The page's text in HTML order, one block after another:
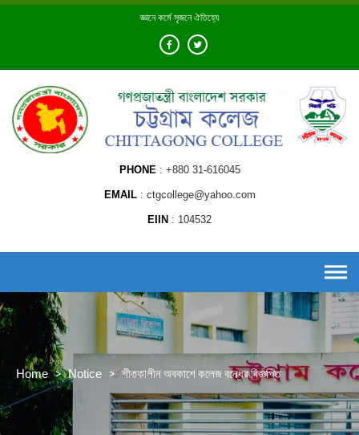
Skip
জ্ঞানে কর্মে সৃজনে ঐতিহ্যে
PHONE +880 31-616045
EMAIL ctgcollege@yahoo.com
EIIN 104532
Home > Notice > শীতকালীন অবকাশে কলেজ বন্ধের বিজ্ঞপ্তি